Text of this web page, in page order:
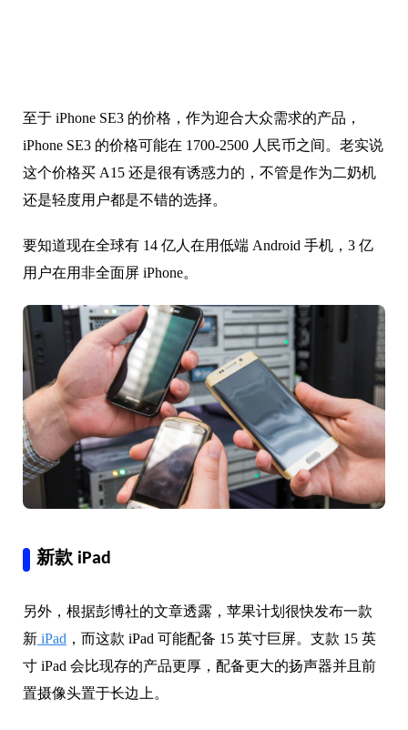
至于 iPhone SE3 的价格，作为迎合大众需求的产品，
iPhone SE3 的价格可能在 1700-2500 人民币之间。老实说
这个价格买 A15 还是很有诱惑力的，不管是作为二奶机
还是轻度用户都是不错的选择。
要知道现在全球有 14 亿人在用低端 Android 手机，3 亿
用户在用非全面屏 iPhone。
新款 iPad
另外，根据彭博社的文章透露，苹果计划很快发布一款
新 iPad ，而这款 iPad 可能配备 15 英寸巨屏。支款 15 英
寸 iPad 会比现存的产品更厚，配备更大的扬声器并且前
置摄像头置于长边上。